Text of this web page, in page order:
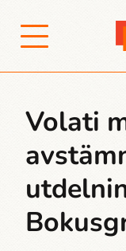
Volati